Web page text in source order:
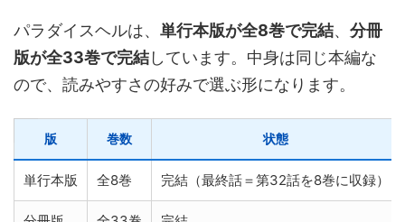
パラダイスヘルは、 単行本版が全8巻で完結、 分冊
版が全33巻で完結しています。中身は同じ本編な
ので、読みやすさの好みで選ぶ形になります。
版 巻数 状態
単行本版 全8巻 完結（最終話＝第32話を8巻に収録）